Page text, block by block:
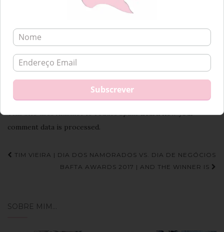
Notify me of follow-up comments by email.
Notify me of new posts by email.
This site uses Akismet to reduce spam.Learn how your
comment data is processed.
Navegação
TIM VIEIRA | DIA DOS NAMORADOS VS. DIA DE NEGÓCIOS
BAFTA AWARDS 2017 | AND THE WINNER IS
SOBRE MIM…